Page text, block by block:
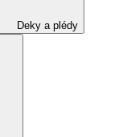
Deky a plédy